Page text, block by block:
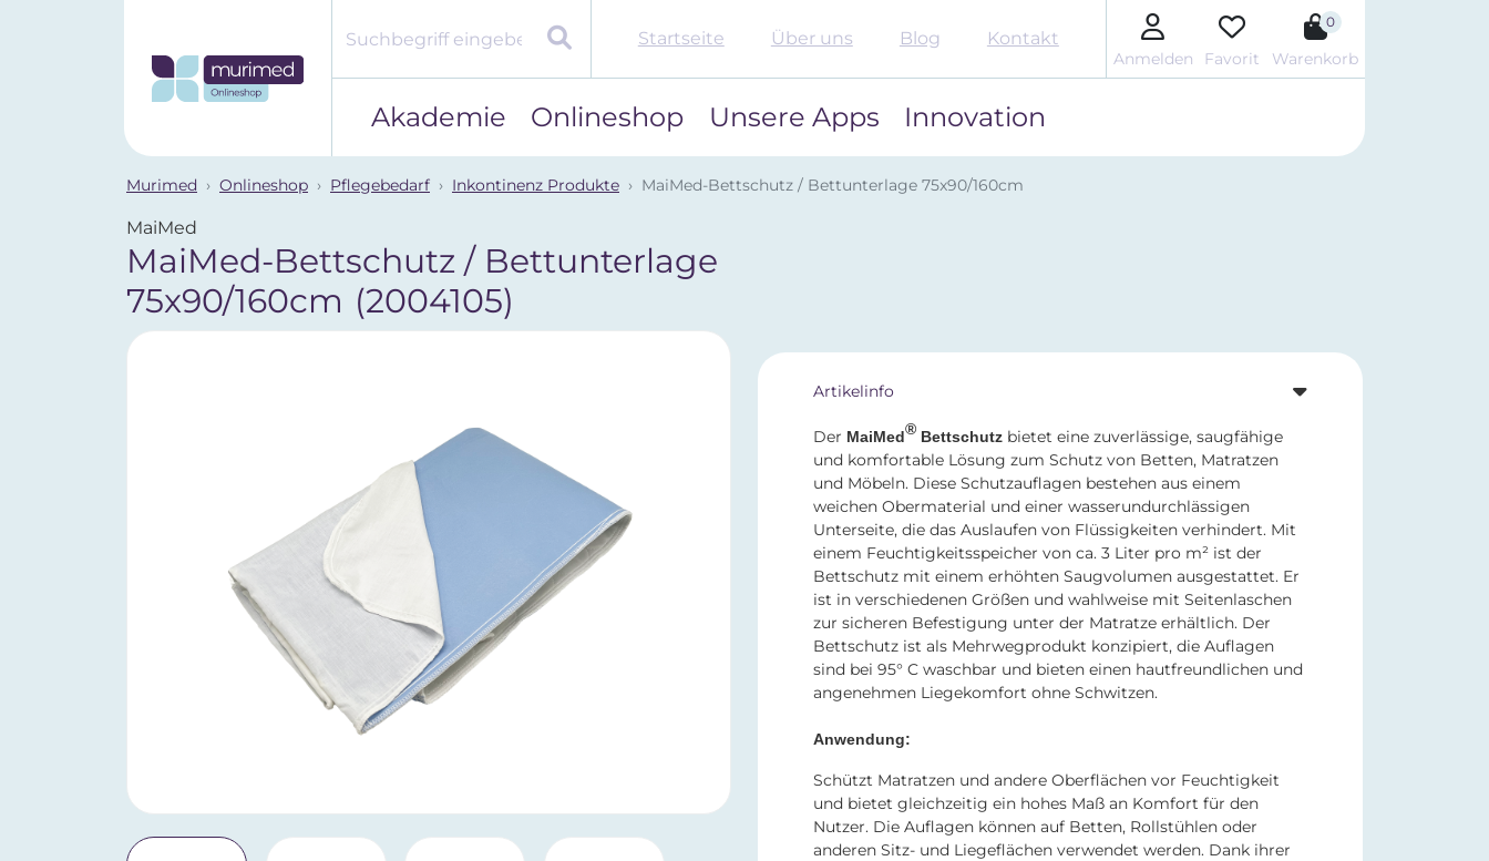
Startseite Über uns Blog Kontakt
Anmelden Favorit
0
Warenkorb
Akademie Onlineshop Unsere Apps Innovation
Murimed Onlineshop Pflegebedarf Inkontinenz Produkte MaiMed-Bettschutz / Bettunterlage 75x90/160cm
MaiMed
MaiMed-Bettschutz / Bettunterlage
75x90/160cm (2004105)
Artikelinfo
Der MaiMed® Bettschutz bietet eine zuverlässige, saugfähige
und komfortable Lösung zum Schutz von Betten, Matratzen
und Möbeln. Diese Schutzauflagen bestehen aus einem
weichen Obermaterial und einer wasserundurchlässigen
Unterseite, die das Auslaufen von Flüssigkeiten verhindert. Mit
einem Feuchtigkeitsspeicher von ca. 3 Liter pro m² ist der
Bettschutz mit einem erhöhten Saugvolumen ausgestattet. Er
ist in verschiedenen Größen und wahlweise mit Seitenlaschen
zur sicheren Befestigung unter der Matratze erhältlich. Der
Bettschutz ist als Mehrwegprodukt konzipiert, die Auflagen
sind bei 95° C waschbar und bieten einen hautfreundlichen und
angenehmen Liegekomfort ohne Schwitzen.
Anwendung:
Schützt Matratzen und andere Oberflächen vor Feuchtigkeit
und bietet gleichzeitig ein hohes Maß an Komfort für den
Nutzer. Die Auflagen können auf Betten, Rollstühlen oder
anderen Sitz- und Liegeflächen verwendet werden. Dank ihrer